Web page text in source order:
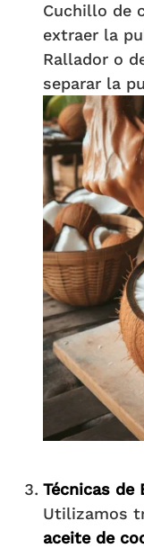
Cuchillo de
extraer la
Rallador o
separar la
Técnicas de
Utilizamos
aceite de